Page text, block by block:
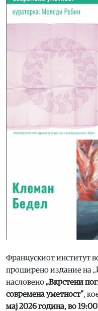
Францускиот институт
проширено издание на
насловено „Вкрстени
современа уметност”,
мај 2026 година, во